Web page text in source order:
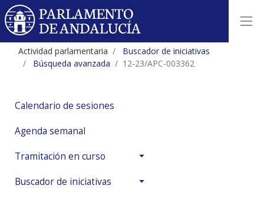
Actividad parlamentaria
Buscador de iniciativas
Búsqueda avanzada
12-23/APC-003362
Calendario de sesiones
Agenda semanal
Tramitación en curso
Buscador de iniciativas